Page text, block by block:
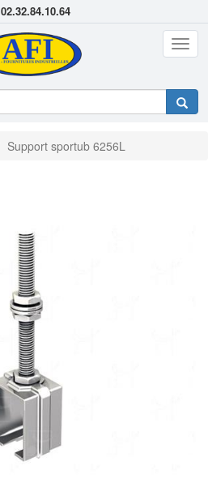
02.32.84.10.64
Support sportub 6256L